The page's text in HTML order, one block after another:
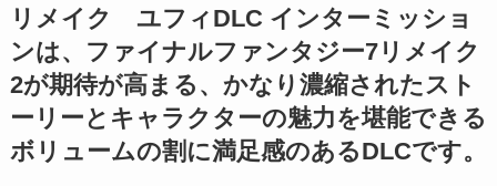
リメイク ユフィDLC インターミッショ
ンは、ファイナルファンタジー7リメイク
2が期待が高まる、かなり濃縮されたスト
ーリーとキャラクターの魅力を堪能できる
ボリュームの割に満足感のあるDLCです。